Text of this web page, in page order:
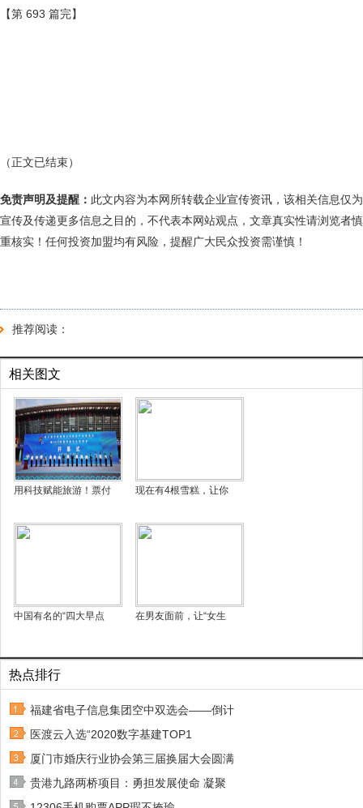
【第 693 篇完】
（正文已结束）
免责声明及提醒： 此文内容为本网所转载企业宣传资讯，该相关信息仅为
宣传及传递更多信息之目的，不代表本网站观点，文章真实性请浏览者慎
重核实！任何投资加盟均有风险，提醒广大民众投资需谨慎！
推荐阅读：
相关图文
用科技赋能旅游！票付 现在有4根雪糕，让你
中国有名的“四大早点 在男友面前，让“女生
热点排行
福建省电子信息集团空中双选会——倒计
医渡云入选“2020数字基建TOP1
厦门市婚庆行业协会第三届换届大会圆满
贵港九路两桥项目：勇担发展使命 凝聚